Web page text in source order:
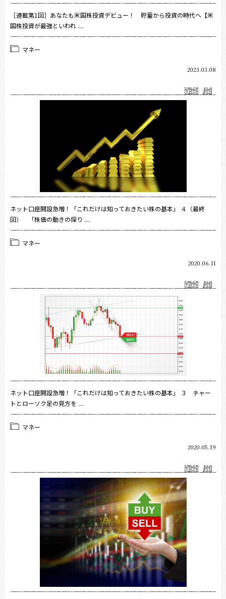
［連載第1回］あなたも米国株投資デビュー！ 貯蓄から投資の時代へ【米
国株投資が最強といわれ ....
マネー
2023.03.08
ネット口座開設急増！「これだけは知っておきたい株の基本」 ４（最終
回） 「株価の動きの探り ....
マネー
2020.06.11
ネット口座開設急増！「これだけは知っておきたい株の基本」 ３ チャー
トとローソク足の見方を ....
マネー
2020.05.19